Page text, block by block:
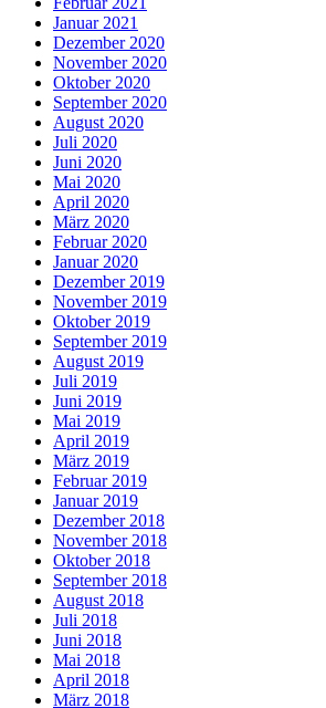
Januar 2021
Dezember 2020
November 2020
Oktober 2020
September 2020
August 2020
Juli 2020
Juni 2020
Mai 2020
April 2020
März 2020
Februar 2020
Januar 2020
Dezember 2019
November 2019
Oktober 2019
September 2019
August 2019
Juli 2019
Juni 2019
Mai 2019
April 2019
März 2019
Februar 2019
Januar 2019
Dezember 2018
November 2018
Oktober 2018
September 2018
August 2018
Juli 2018
Juni 2018
Mai 2018
April 2018
März 2018